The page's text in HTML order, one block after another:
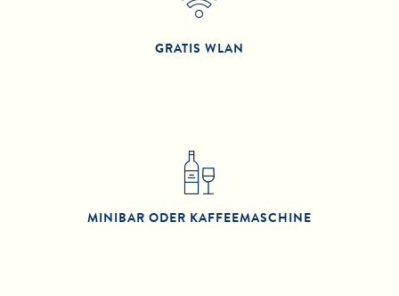
GRATIS WLAN
MINIBAR ODER KAFFEEMASCHINE